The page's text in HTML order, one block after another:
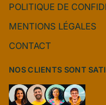
POLITIQUE DE
MENTIONS LÉGALES
CONTACT
NOS CLIENTS SONT